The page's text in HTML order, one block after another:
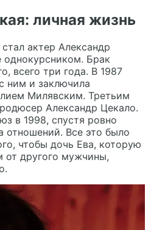
личная жизнь
актер Александр
однокурсником. Брак
всего три года. В 1987
ним и заключила
Милявским. Третьим
Александр Цекало.
в 1998, спустя ровно
отношений. Все это было
чтобы дочь Ева, которую
от другого мужчины,